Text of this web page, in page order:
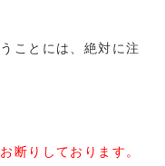
ことには、絶対に注
断りしております。